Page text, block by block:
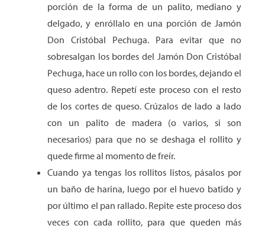
porción de la forma de un palito, mediano y
delgado, y enróllalo en una porción de Jamón
Don Cristóbal Pechuga. Para evitar que no
sobresalgan los bordes del Jamón Don Cristóbal
Pechuga, hace un rollo con los bordes, dejando el
queso adentro. Repetí este proceso con el resto
de los cortes de queso. Crúzalos de lado a lado
con un palito de madera (o varios, si son
necesarios) para que no se deshaga el rollito y
quede firme al momento de freír.
Cuando ya tengas los rollitos listos, pásalos por
un baño de harina, luego por el huevo batido y
por último el pan rallado. Repite este proceso dos
veces con cada rollito, para que queden más